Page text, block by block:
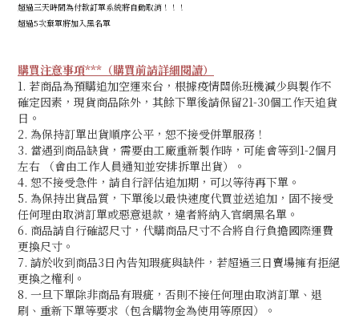
超過三天時間為付款訂單系統將自動取消！！！
超過5次棄單將加入黑名單
購買注意事項***（購買前請詳細閱讀）
1. 若商品為預購追加空運來台，根據疫情關係班機減少與製作不
確定因素，現貨商品除外，其餘下單後請保留21-30個工作天追貨
日。
2. 為保持訂單出貨順序公平，恕不接受併單服務！
3. 當遇到商品缺貨，需要由工廠重新製作時，可能會等到1-2個月
左右 （會由工作人員通知並安排拆單出貨）。
4. 恕不接受急件，請自行評估追加期 ，可以等待再下單。
5. 為保持出貨品質，下單後以最快速度代買並送追加，固不接受
任何理由取消訂單或惡意退款，違者將納入官網黑名單。
6. 商品請自行確認尺寸，代購商品尺寸不合將自行負擔國際運費
更換尺寸。
7. 請於收到商品3日內告知瑕疵與缺件，若超過三日賣場擁有拒絕
更換之權利。
8. 一旦下單除非商品有瑕疵，否則不接任何理由取消訂單、退
刷、重新下單等要求（包含購物金為使用等原因）。